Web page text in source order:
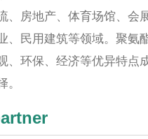
、房地产、体育场馆、会
、民用建筑等领域。聚氨
、环保、经济等优异特点